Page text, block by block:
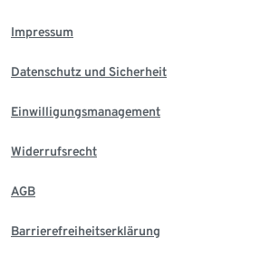
Impressum
Datenschutz und Sicherheit
Einwilligungsmanagement
Widerrufsrecht
AGB
Barrierefreiheitserklärung